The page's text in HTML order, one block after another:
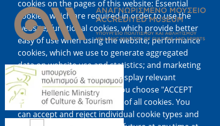
cookies on the pages of this website: Essential
cookies, which are required in order to use the
website; functional cookies, which provide better
easy of use when using the website; performance
cookies, which we use to generate aggregated
data on website use and statistics; and marketing
cookies, which are used to display relevant
content and advertising. If you choose "ACCEPT
ALL", you consent to the use of all cookies. You
can accept and reject individual cookie types and
Image